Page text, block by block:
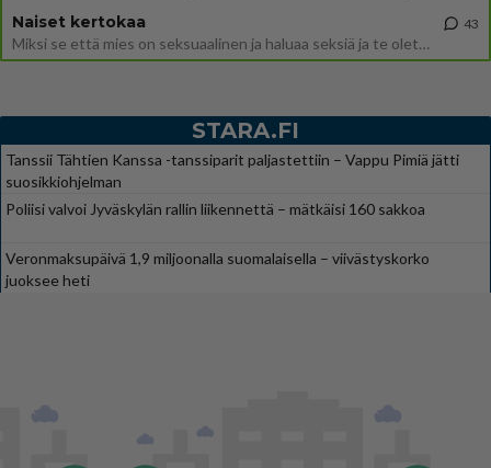
Naiset kertokaa
Miksi se että mies on seksuaalinen ja haluaa seksiä ja te olette hänen mielestänne haluttava on vastenmielistä? Mikä sii
43
STARA.FI
Tanssii Tähtien Kanssa -tanssiparit paljastettiin – Vappu Pimiä jätti
suosikkiohjelman
Poliisi valvoi Jyväskylän rallin liikennettä – mätkäisi 160 sakkoa
Veronmaksupäivä 1,9 miljoonalla suomalaisella – viivästyskorko
juoksee heti